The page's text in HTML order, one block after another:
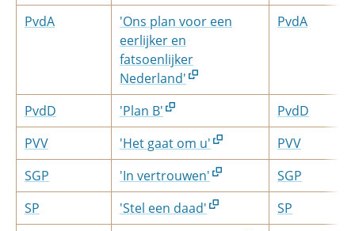
PvdA
'Ons plan voor een
eerlijker en
fatsoenlijker
Nederland'
PvdA
PvdD 'Plan B'
PvdD
PVV
'Het gaat om u'
PVV
SGP
'In vertrouwen'
SGP
SP
'Stel een daad'
SP